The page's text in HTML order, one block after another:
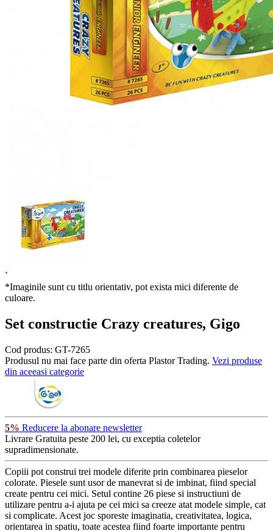
`
*Imaginile sunt cu titlu orientativ, pot exista mici diferente de
culoare.
Set constructie Crazy creatures, Gigo
Cod produs: GT-7265
Produsul nu mai face parte din oferta Plastor Trading. Vezi produse
din aceeasi categorie
5% Reducere la abonare newsletter
Livrare Gratuita peste 200 lei, cu exceptia coletelor
supradimensionate.
Copiii pot construi trei modele diferite prin combinarea pieselor
colorate. Piesele sunt usor de manevrat si de imbinat, fiind special
create pentru cei mici. Setul contine 26 piese si instructiuni de
utilizare pentru a-i ajuta pe cei mici sa creeze atat modele simple, cat
si complicate. Acest joc sporeste imaginatia, creativitatea, logica,
orientarea in spatiu, toate acestea fiind foarte importante pentru